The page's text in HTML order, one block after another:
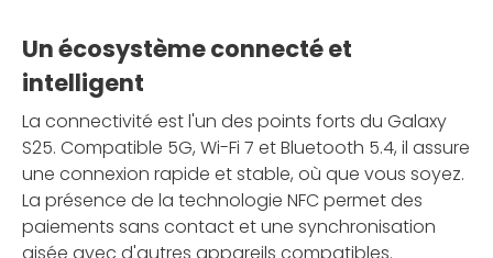
Un écosystème connecté et
intelligent
La connectivité est l'un des points forts du Galaxy
S25. Compatible 5G, Wi-Fi 7 et Bluetooth 5.4, il assure
une connexion rapide et stable, où que vous soyez.
La présence de la technologie NFC permet des
paiements sans contact et une synchronisation